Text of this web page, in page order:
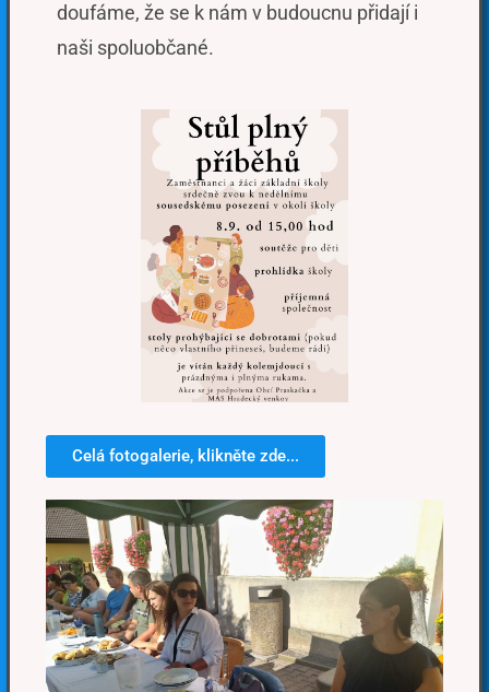
doufáme, že se k nám v budoucnu přidají i
naši spoluobčané.
Celá fotogalerie, klikněte zde...